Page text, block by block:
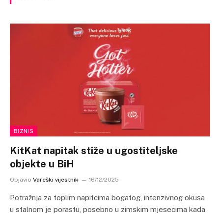
BIZNIS
KitKat napitak stiže u ugostiteljske
objekte u BiH
Objavio Vareški vijestnik 16/12/2025
Potražnja za toplim napitcima bogatog, intenzivnog okusa
u stalnom je porastu, posebno u zimskim mjesecima kada